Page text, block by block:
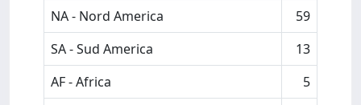
NA - Nord America
59
SA - Sud America
13
AF - Africa
5